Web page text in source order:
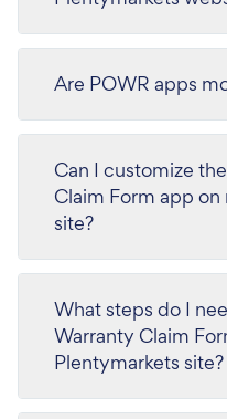
Are POWR apps
Can I customize
Claim Form app
site?
What steps do I
Warranty Claim
Plentymarkets site?